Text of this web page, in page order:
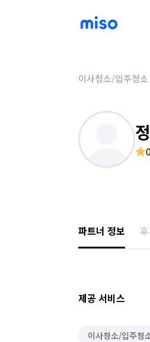
이사청소/입주청소
파트너 정보
제공 서비스
이사청소/입주청